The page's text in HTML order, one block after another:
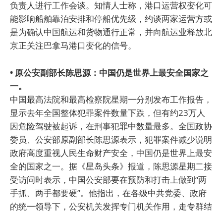
负责人进行工作会谈。知情人士称，港口运营权变化可
能影响船舶靠泊安排和停船优先级，约谈两家运营方或
是为确认中国航运和货物通行正常，并向航运业释放北
京正关注巴拿马港口变化的信号。
• 原公安副部长陈思源：中国仍是世界上最安全国家之
一。
中国最高法院和最高检察院星期一分别发布工作报告，
显示去年全国整体犯罪案件数量下跌，但有约23万人
因危险驾驶被起诉，在刑事犯罪中数量最多。全国政协
委员、公安部原副部长陈思源表示，犯罪案件减少说明
政府高度重视人民生命财产安全，中国仍是世界上最安
全的国家之一。据《星岛头条》报道，陈思源星期二接
受访问时表示，中国公安部要在预防和打击上做到“两
手抓、两手都要硬”。他指出，在各级中共党委、政府
的统一领导下，公安机关发挥专门机关作用，走专群结